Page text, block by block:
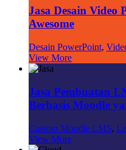
Jasa Desain Video
Awesome
Desain PowerPoint,
View More
Jasa Pembuatan
Berbasis Moodle
Custom Moodle LMS,
View More